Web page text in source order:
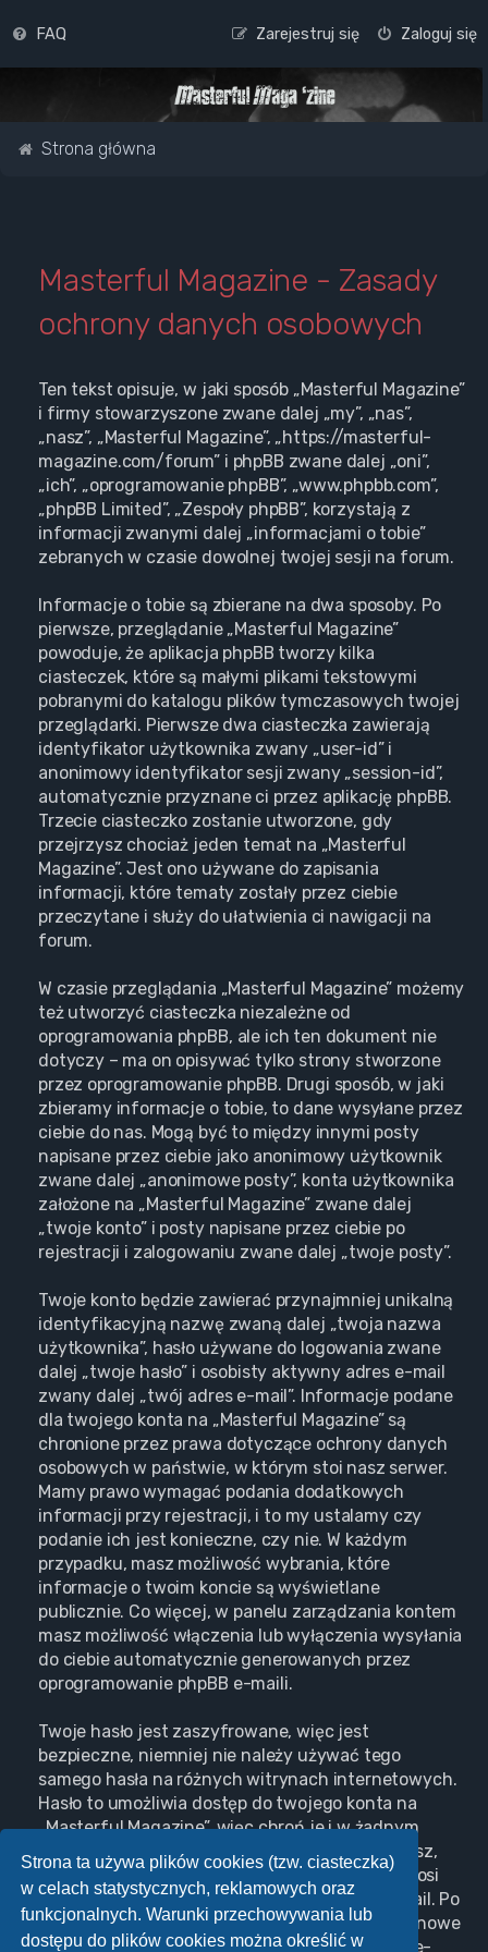
Strona ta używa plików cookies (tzw. ciasteczka)
w celach statystycznych, reklamowych oraz
funkcjonalnych. Warunki przechowywania lub
dostępu do plików cookies można określić w
FAQ Zaloguj się
Zarejestruj się
Strona główna
Masterful Magazine - Zasady
ochrony danych osobowych
Ten tekst opisuje, w jaki sposób „Masterful Magazine”
i firmy stowarzyszone zwane dalej „my”, „nas”,
„nasz”, „Masterful Magazine”, „https://masterful-
magazine.com/forum” i phpBB zwane dalej „oni”,
„ich”, „oprogramowanie phpBB”, „www.phpbb.com”,
„phpBB Limited”, „Zespoły phpBB”, korzystają z
informacji zwanymi dalej „informacjami o tobie”
zebranych w czasie dowolnej twojej sesji na forum.
Informacje o tobie są zbierane na dwa sposoby. Po
pierwsze, przeglądanie „Masterful Magazine”
powoduje, że aplikacja phpBB tworzy kilka
ciasteczek, które są małymi plikami tekstowymi
pobranymi do katalogu plików tymczasowych twojej
przeglądarki. Pierwsze dwa ciasteczka zawierają
identyfikator użytkownika zwany „user-id” i
anonimowy identyfikator sesji zwany „session-id”,
automatycznie przyznane ci przez aplikację phpBB.
Trzecie ciasteczko zostanie utworzone, gdy
przejrzysz chociaż jeden temat na „Masterful
Magazine”. Jest ono używane do zapisania
informacji, które tematy zostały przez ciebie
przeczytane i służy do ułatwienia ci nawigacji na
forum.
W czasie przeglądania „Masterful Magazine” możemy
też utworzyć ciasteczka niezależne od
oprogramowania phpBB, ale ich ten dokument nie
dotyczy – ma on opisywać tylko strony stworzone
przez oprogramowanie phpBB. Drugi sposób, w jaki
zbieramy informacje o tobie, to dane wysyłane przez
ciebie do nas. Mogą być to między innymi posty
napisane przez ciebie jako anonimowy użytkownik
zwane dalej „anonimowe posty”, konta użytkownika
założone na „Masterful Magazine” zwane dalej
„twoje konto” i posty napisane przez ciebie po
rejestracji i zalogowaniu zwane dalej „twoje posty”.
Twoje konto będzie zawierać przynajmniej unikalną
identyfikacyjną nazwę zwaną dalej „twoja nazwa
użytkownika”, hasło używane do logowania zwane
dalej „twoje hasło” i osobisty aktywny adres e-mail
zwany dalej „twój adres e-mail”. Informacje podane
dla twojego konta na „Masterful Magazine” są
chronione przez prawa dotyczące ochrony danych
osobowych w państwie, w którym stoi nasz serwer.
Mamy prawo wymagać podania dodatkowych
informacji przy rejestracji, i to my ustalamy czy
podanie ich jest konieczne, czy nie. W każdym
przypadku, masz możliwość wybrania, które
informacje o twoim koncie są wyświetlane
publicznie. Co więcej, w panelu zarządzania kontem
masz możliwość włączenia lub wyłączenia wysyłania
do ciebie automatycznie generowanych przez
oprogramowanie phpBB e-maili.
Twoje hasło jest zaszyfrowane, więc jest
bezpieczne, niemniej nie należy używać tego
samego hasła na różnych witrynach internetowych.
Hasło to umożliwia dostęp do twojego konta na
„Masterful Magazine”, więc chroń je i w żadnym
wypadku nie podawaj
nikomu . Jeśli je zapomnisz,
użyj funkcji „Nie pamiętam hasła”. Witryna poprosi
cię o podanie nazwy użytkownika i adresu e-mail. Po
podaniu tych danych zostanie wygenerowane nowe
hasło i przesłane na podany przez ciebie adres e-